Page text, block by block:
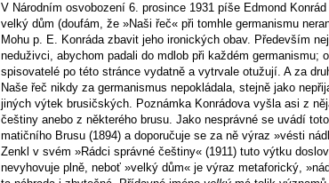
V Národním osvobození 6. prosince 1931 píše Edmond
velký dům (doufám, že »Naši řeč« při tomhle germanismu
Mohu p. E. Konráda zbavit jeho ironických obav. Především
neduživci, abychom padali do mdlob při každém germanismu;
spisovatelé po této stránce vydatně a vytrvale otužují. A za
Naše řeč nikdy za germanismus nepokládala, stejně jako
jiných výtek brusičských. Poznámka Konrádova vyšla asi z
češtiny anebo z některého brusu. Jako nesprávné se uvádí
matičního Brusu (1894) a doporučuje se za ně výraz »vésti
Zenkl v svém »Rádci správné češtiny« (1911) tuto výtku
nevyhovuje plně, neboť »velký dům« je výraz metaforický,